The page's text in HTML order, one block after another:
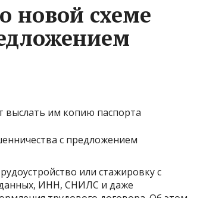
новой схеме
выслать им копию паспорта
или стажировку с
ИНН, СНИЛС и даже